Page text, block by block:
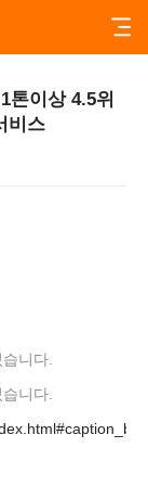
톤이상 4.5위
비스
니다.
니다.